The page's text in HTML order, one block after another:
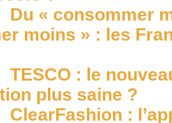
Du « consommer
moins » : les
TESCO : le
plus saine ?
ClearFashion :